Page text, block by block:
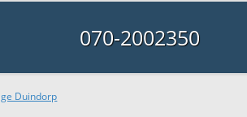
070-2002350
Duindorp